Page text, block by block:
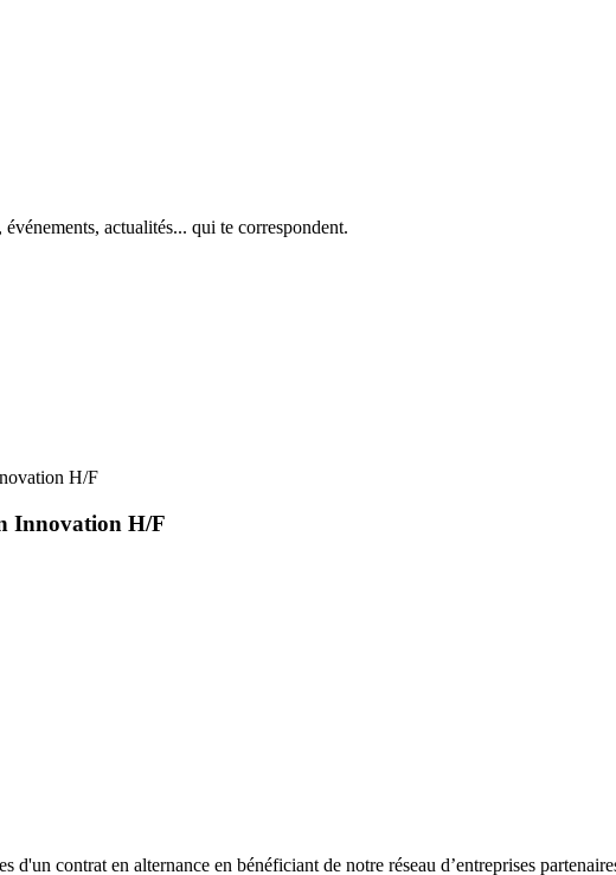
actualités... qui te correspondent.
H/F
Innovation H/F
d'un contrat en alternance en bénéficiant de notre réseau d’entreprises